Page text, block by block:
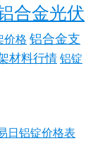
合金光伏
价格 铝合金支
材料行情 铝锭